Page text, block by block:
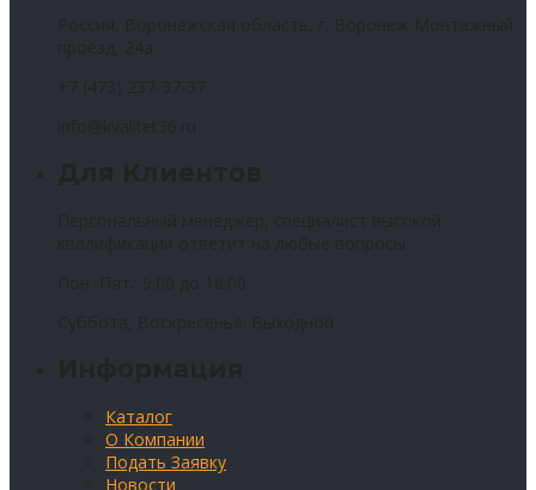
Каталог
О Компании
Подать Заявку
Новости